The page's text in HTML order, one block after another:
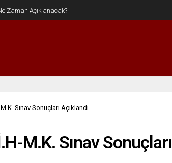
Sınav Sonuçları Açıklandı
M.K. Sınav Sonuçları